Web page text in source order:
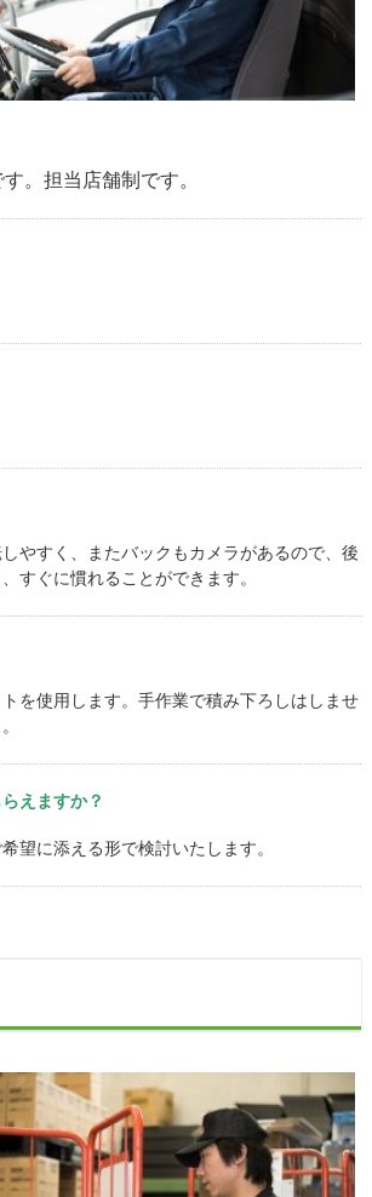
。担当店舗制です。
やすく、またバックもカメラがあるので、後
すぐに慣れることができます。
を使用します。手作業で積み下ろしはしませ
えますか？
望に添える形で検討いたします。